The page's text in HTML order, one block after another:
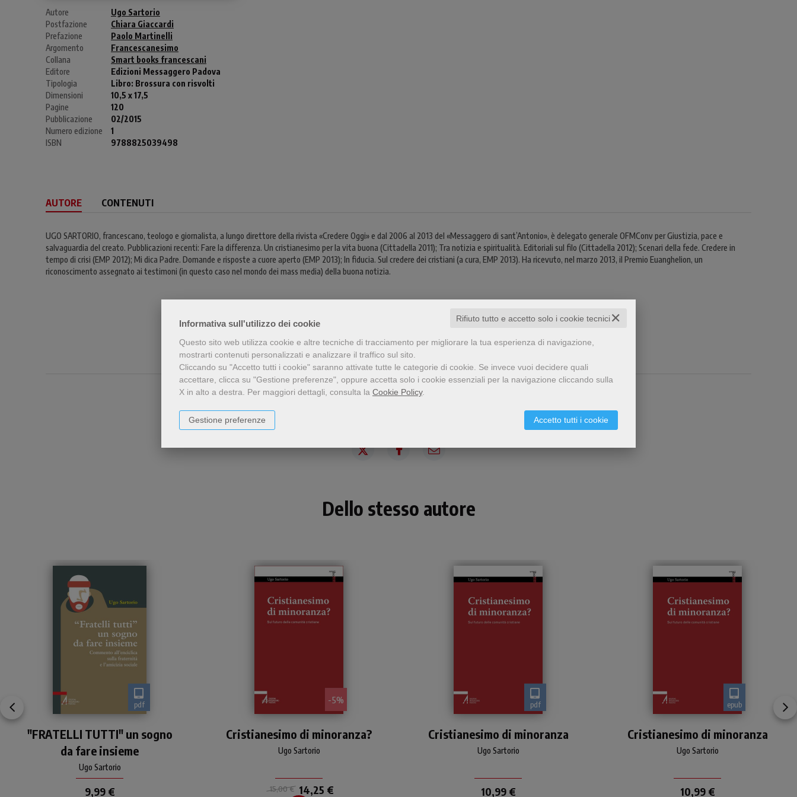
Informativa sull'utilizzo dei cookie ✕
Rifiuto tutto e accetto solo i cookie tecnici
Questo sito web utilizza cookie e altre tecniche di tracciamento per migliorare la tua esperienza di navigazione,
mostrarti contenuti personalizzati e analizzare il traffico sul sito.
Cliccando su "Accetto tutti i cookie" saranno attivate tutte le categorie di cookie. Se invece vuoi decidere quali
accettare, clicca su "Gestione preferenze", oppure accetta solo i cookie essenziali per la navigazione cliccando sulla
X in alto a destra. Per maggiori dettagli, consulta la Cookie Policy.
Accetto tutti i cookie
Gestione preferenze
Autore
Ugo Sartorio
Postfazione
Chiara Giaccardi
Prefazione
Paolo Martinelli
Argomento
Francescanesimo
Collana
Smart books francescani
Editore
Edizioni Messaggero Padova
Tipologia
Libro: Brossura con risvolti
Dimensioni
10,5 x 17,5
Pagine
120
Pubblicazione
02/2015
Numero edizione
1
ISBN
9788825039498
AUTORE CONTENUTI
UGO SARTORIO, francescano, teologo e giornalista, a lungo direttore della rivista «Credere Oggi» e dal 2006 al 2013 del «Messaggero di sant’Antonio», è delegato generale OFMConv per Giustizia, pace e
salvaguardia del creato. Pubblicazioni recenti: Fare la differenza. Un cristianesimo per la vita buona (Cittadella 2011); Tra notizia e spiritualità. Editoriali sul filo (Cittadella 2012); Scenari della fede. Credere in
tempo di crisi (EMP 2012); Mi dica Padre. Domande e risposte a cuore aperto (EMP 2013); In fiducia. Sul credere dei cristiani (a cura, EMP 2013). Ha ricevuto, nel marzo 2013, il Premio Euanghelion, un
riconoscimento assegnato ai testimoni (in questo caso nel mondo dei mass media) della buona notizia.
Dello stesso autore
pdf
ambizione, quella di
la triade coniata dalla
Rivoluzione francese: al pr
Ugo Sartorio
"FRATELLI TUTTI" un sogno
da fare insieme
9,99 €
- 5%
cristianesimo è “di
esamina questo fenomeno,
cause e conseguenze.
Ugo Sartorio
Cristianesimo di minoranza?
15,00 € 14,25 €
pdf
cristianesimo è “di
Ugo Sartorio
Cristianesimo di minoranza
10,99 €
epub
cristianesimo è “di
Ugo Sartorio
Cristianesimo di minoranza
10,99 €